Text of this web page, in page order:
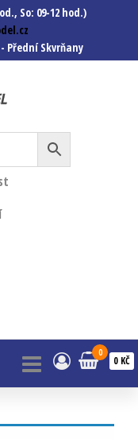
So: 09-12 hod.)
Přední Skvrňany
modelová
mašinky, vagóny a
víc.
0
0 KČ